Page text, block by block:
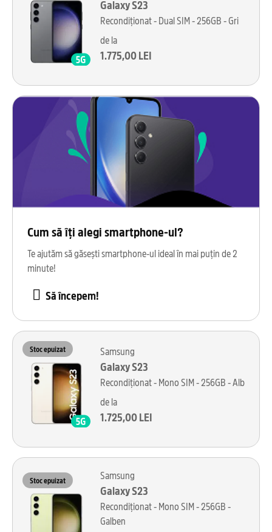
Galaxy S23
Recondiționat - Dual SIM - 256GB - Gri
de la
1.775,00 LEI
Cum să îți alegi smartphone-ul?
Te ajutăm să găsești smartphone-ul ideal în mai puțin de 2
minute!
Să începem!
Stoc epuizat Samsung
Galaxy S23
Recondiționat - Mono SIM - 256GB - Alb
de la
1.725,00 LEI
Stoc epuizat Samsung
Galaxy S23
Recondiționat - Mono SIM - 256GB -
Galben